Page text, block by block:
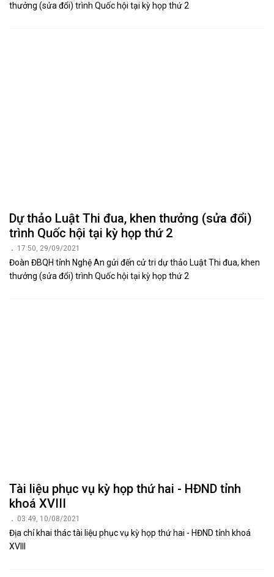
thưởng (sửa đổi) trình Quốc hội tại kỳ họp thứ 2
Dự thảo Luật Thi đua, khen thưởng (sửa đổi)
trình Quốc hội tại kỳ họp thứ 2
17:50, 29/09/2021
Đoàn ĐBQH tỉnh Nghệ An gửi đến cử tri dự thảo Luật Thi đua, khen
thưởng (sửa đổi) trình Quốc hội tại kỳ họp thứ 2
Tài liệu phục vụ kỳ họp thứ hai - HĐND tỉnh
khoá XVIII
03:49, 10/08/2021
Địa chỉ khai thác tài liệu phục vụ kỳ họp thứ hai - HĐND tỉnh khoá
XVIII